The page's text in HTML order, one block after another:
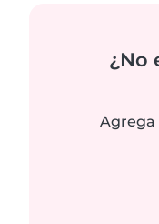
¿No
Agrega